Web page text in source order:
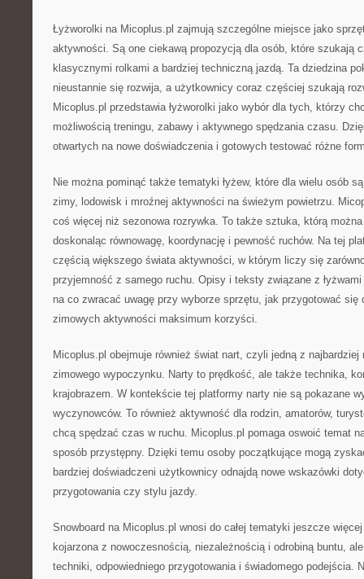
Łyżworolki na Micoplus.pl zajmują szczególne miejsce jako
aktywności. Są one ciekawą propozycją dla osób, które szukają
klasycznymi rolkami a bardziej techniczną jazdą. Ta dziedzina
nieustannie się rozwija, a użytkownicy coraz częściej szukają
Micoplus.pl przedstawia łyżworolki jako wybór dla tych, którzy
możliwością treningu, zabawy i aktywnego spędzania czasu.
otwartych na nowe doświadczenia i gotowych testować różne
Nie można pominąć także tematyki łyżew, które dla wielu osób
zimy, lodowisk i mroźnej aktywności na świeżym powietrzu.
coś więcej niż sezonowa rozrywka. To także sztuka, którą
doskonaląc równowagę, koordynację i pewność ruchów. Na tej
częścią większego świata aktywności, w którym liczy się
przyjemność z samego ruchu. Opisy i teksty związane z
na co zwracać uwagę przy wyborze sprzętu, jak przygotować
zimowych aktywności maksimum korzyści.
Micoplus.pl obejmuje również świat nart, czyli jedną z najbardziej
zimowego wypoczynku. Narty to prędkość, ale także technika,
krajobrazem. W kontekście tej platformy narty nie są pokazane
wyczynowców. To również aktywność dla rodzin, amatorów,
chcą spędzać czas w ruchu. Micoplus.pl pomaga oswoić temat
sposób przystępny. Dzięki temu osoby początkujące mogą
bardziej doświadczeni użytkownicy odnajdą nowe wskazówki
przygotowania czy stylu jazdy.
Snowboard na Micoplus.pl wnosi do całej tematyki jeszcze
kojarzona z nowoczesnością, niezależnością i odrobiną buntu,
techniki, odpowiedniego przygotowania i świadomego podejścia.